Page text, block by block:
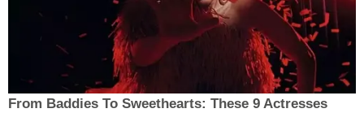
From Baddies To Sweethearts: These 9 Actresses